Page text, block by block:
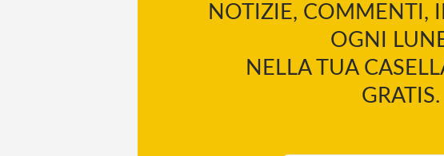
NOTIZIE, COMMENTI,
OGNI
NELLA TUA
GRATIS.